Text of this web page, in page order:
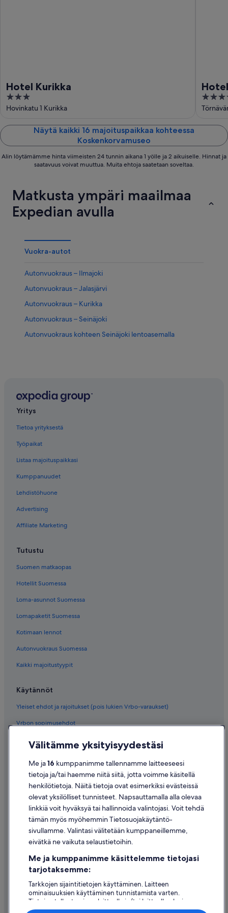
Hotel Kurikka
3
out
5
Hovinkatu 1 Kurikka
4
out
Näytä kaikki 16 majoituspaikkaa kohteessa
Koskenkorvamuseo
Alin löytämämme hinta viimeisten 24 tunnin aikana 1 yölle ja 2 aikuiselle. Hinnat ja
saatavuus voivat muuttua. Muita ehtoja saatetaan soveltaa.
Matkusta ympäri maailmaa
Expedian avulla
Vuokra-autot
Autonvuokraus – Ilmajoki
Autonvuokraus – Jalasjärvi
Autonvuokraus – Kurikka
Autonvuokraus – Seinäjoki
Autonvuokraus kohteen Seinäjoki lentoasemalla
Yritys
Tietoa yrityksestä
Työpaikat
Listaa majoituspaikkasi
Kumppanuudet
Lehdistöhuone
Advertising
Affiliate Marketing
Tutustu
Suomen matkaopas
Hotellit Suomessa
Loma-asunnot Suomessa
Lomapaketit Suomessa
Kotimaan lennot
Autonvuokraus Suomessa
Kaikki majoitustyypit
Käytännöt
Yleiset ehdot ja rajoitukset (pois lukien Vrbo-varaukset)
Vrbon sopimusehdot
Evästeet
Käyttöehdot
Oikeudelliset tiedot / ota meihin yhteyttä
Sisältövaatimukset ja ilmoituksen tekeminen sisällöstä
Tuki
Ota yhteyttä
Hyvityksen hakeminen ja aikarajat
Varaa lento lentoyhtiön hyvityskupongeilla
Välitämme yksityisyydestäsi
Me ja16 kumppanimme tallennamme laitteeseesi
tietoja ja/tai haemme niitä siitä, jotta voimme käsitellä
henkilötietoja. Näitä tietoja ovat esimerkiksi evästeissä
olevat yksilölliset tunnisteet. Napsauttamalla alla olevaa
linkkiä voit hyväksyä tai hallinnoida valintojasi. Voit tehdä
tämän myös myöhemmin Tietosuojakäytäntö-
sivullamme. Valintasi välitetään kumppaneillemme,
eivätkä ne vaikuta selaustietoihin.
Me ja kumppanimme käsittelemme tietojasi
tarjotaksemme:
Tarkkojen sijaintitietojen käyttäminen. Laitteen
ominaisuuksien käyttäminen tunnistamista varten.
Tietojen tallentaminen laitteelle ja/tai laitteella olevien
tietojen käyttö. Kohdennettu mainonta ja personoitu